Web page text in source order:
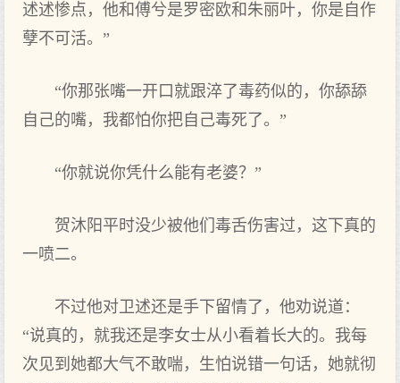
述述惨点，他和傅兮是罗密欧和朱丽叶，你是自作
孽不可活。”
“你那张嘴一开口就跟淬了毒药似的，你舔舔
自己的嘴，我都怕你把自己毒死了。”
“你就说你凭什么能有老婆？”
贺沐阳平时没少被他们毒舌伤害过，这下真的
一喷二。
不过他对卫述还是手下留情了，他劝说道：
“说真的，就我还是李女士从小看着长大的。我每
次见到她都大气不敢喘，生怕说错一句话，她就彻